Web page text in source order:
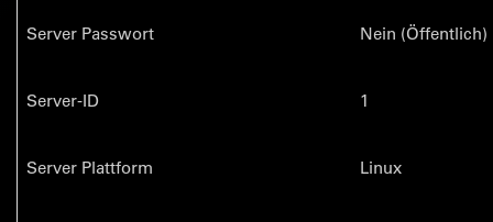
Server Passwort Nein (Öffentlich)
Server-ID 1
Server Plattform Linux